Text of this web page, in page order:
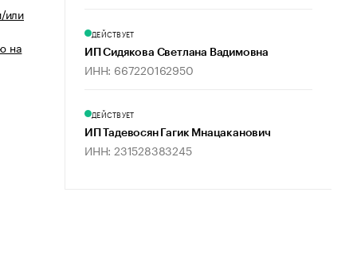
или
на
ДЕЙСТВУЕТ
ИП Сидякова Светлана Вадимовна
ИНН: 667220162950
ДЕЙСТВУЕТ
ИП Тадевосян Гагик Мнацаканович
ИНН: 231528383245